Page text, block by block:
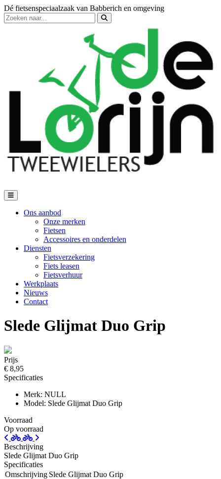
Dé fietsenspeciaalzaak van Babberich en omgeving
Ons aanbod
Onze merken
Fietsen
Accessoires en onderdelen
Diensten
Fietsverzekering
Fiets leasen
Fietsverhuur
Werkplaats
Nieuws
Contact
Slede Glijmat Duo Grip
Prijs
€ 8,95
Specificaties
Merk: NULL
Model: Slede Glijmat Duo Grip
Voorraad
Op voorraad
Beschrijving
Slede Glijmat Duo Grip
Specificaties
Omschrijving Slede Glijmat Duo Grip